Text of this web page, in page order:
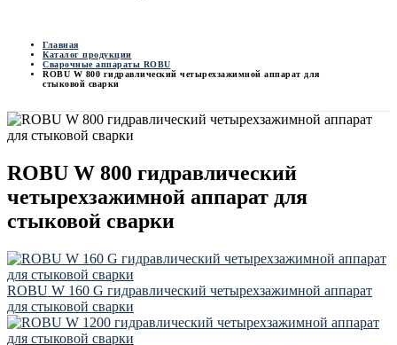
Главная
Каталог продукции
Сварочные аппараты ROBU
ROBU W 800 гидравлический четырехзажимной аппарат для
стыковой сварки
ROBU W 800 гидравлический
четырехзажимной аппарат для
стыковой сварки
ROBU W 160 G гидравлический четырехзажимной аппарат
для стыковой сварки